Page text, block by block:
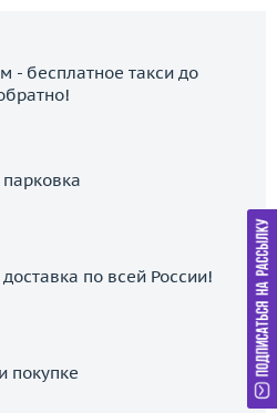
- бесплатное такси до
по всей России!
покупке